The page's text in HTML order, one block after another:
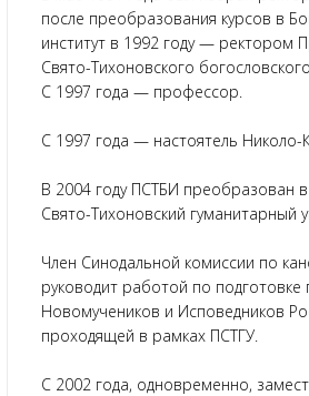
после преобразования курсов в
институт в 1992 году — ректором
Свято-Тихоновского
С 1997 года — профессор.
С 1997 года — настоятель Николо-
В 2004 году ПСТБИ преобразован
Свято-Тихоновский гуманитарный
Член Синодальной комиссии по
руководит работой по подготовке
Новомучеников и Исповедников
проходящей в рамках ПСТГУ.
С 2002 года, одновременно,